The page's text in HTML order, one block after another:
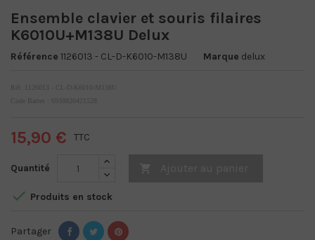
Ensemble clavier et souris filaires
K6010U+M138U Delux
Référence 1126013 - CL-D-K6010-M138U Marque delux
Réf. 1126013 - CL-D-K6010-M138U
Code Barres : 6938820421528
15,90 € TTC
Quantité
 Produits en stock
Partager